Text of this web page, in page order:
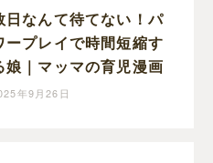
日なんて待てない！パ
ープレイで時間短縮す
娘｜マッマの育児漫画
年9月26日